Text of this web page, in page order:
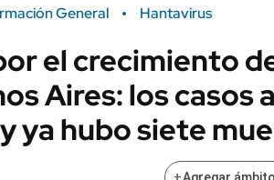
Sustentabilidad
Seguros
POLÍTICA
General Hantavirus
el crecimiento
Aires: los casos
ya hubo siete